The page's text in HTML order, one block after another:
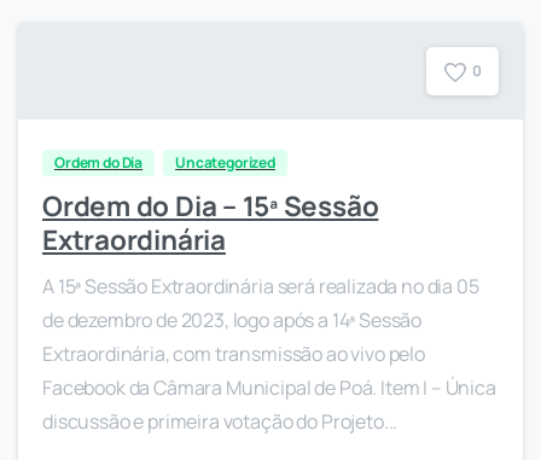
0
Ordem do Dia Uncategorized
Ordem do Dia – 15ª Sessão
Extraordinária
A 15ª Sessão Extraordinária será realizada no dia 05
de dezembro de 2023, logo após a 14ª Sessão
Extraordinária, com transmissão ao vivo pelo
Facebook da Câmara Municipal de Poá. Item I – Única
discussão e primeira votação do Projeto...